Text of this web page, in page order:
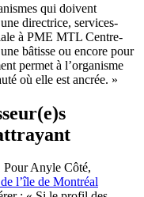
qui doivent
directrice, services-
à PME MTL Centre-
bâtisse ou encore pour
permet à l’organisme
où elle est ancrée. »
Pour Anyle Côté,
l’île de Montréal